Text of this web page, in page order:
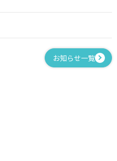
お知らせ一覧